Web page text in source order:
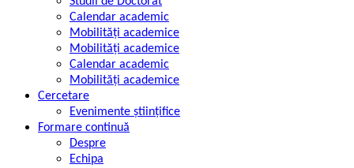
Calendar academic
Mobilități academice
Mobilități academice
Calendar academic
Mobilități academice
Cercetare
Evenimente științifice
Formare continuă
Despre
Echipa